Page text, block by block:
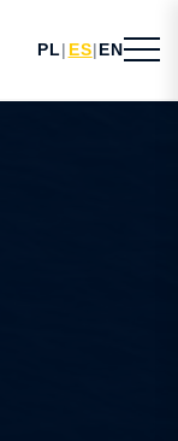
PL | ES| EN